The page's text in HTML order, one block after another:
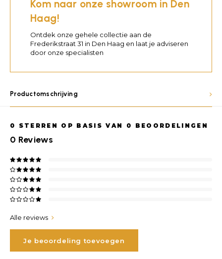
Kom naar onze showroom in Den
Haag!
Ontdek onze gehele collectie aan de
Frederikstraat 31 in Den Haag en laat je adviseren
door onze specialisten
Productomschrijving
0 STERREN OP BASIS VAN 0 BEOORDELINGEN
0 Reviews
Alle reviews
Je beoordeling toevoegen